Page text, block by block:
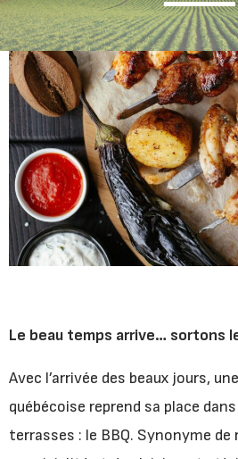
Le beau temps arrive… sortons
Avec l’arrivée des beaux jours,
québécoise reprend sa place
terrasses : le BBQ. Synonyme